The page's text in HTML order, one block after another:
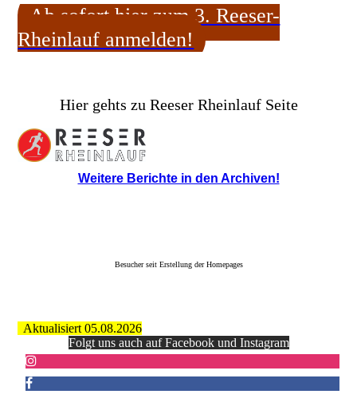
Ab sofort hier zum 3. Reeser-
Rheinlauf anmelden!
Hier gehts zu Reeser Rheinlauf Seite
Weitere Berichte in den Archiven!
Besucher seit Erstellung der Homepages
Aktualisiert 05.08.2026
Folgt uns auch auf Facebook und Instagram